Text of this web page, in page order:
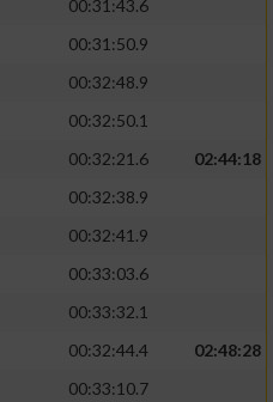
00:31:43.6
00:31:50.9
00:32:48.9
00:32:50.1
00:32:21.6
02:44:18
00:32:38.9
00:32:41.9
00:33:03.6
00:33:32.1
00:32:44.4
02:48:28
00:33:10.7